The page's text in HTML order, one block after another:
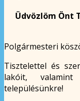
Üdvözlöm Önt
Polgármesteri
Tisztelettel és
lakóit,
településünkre!